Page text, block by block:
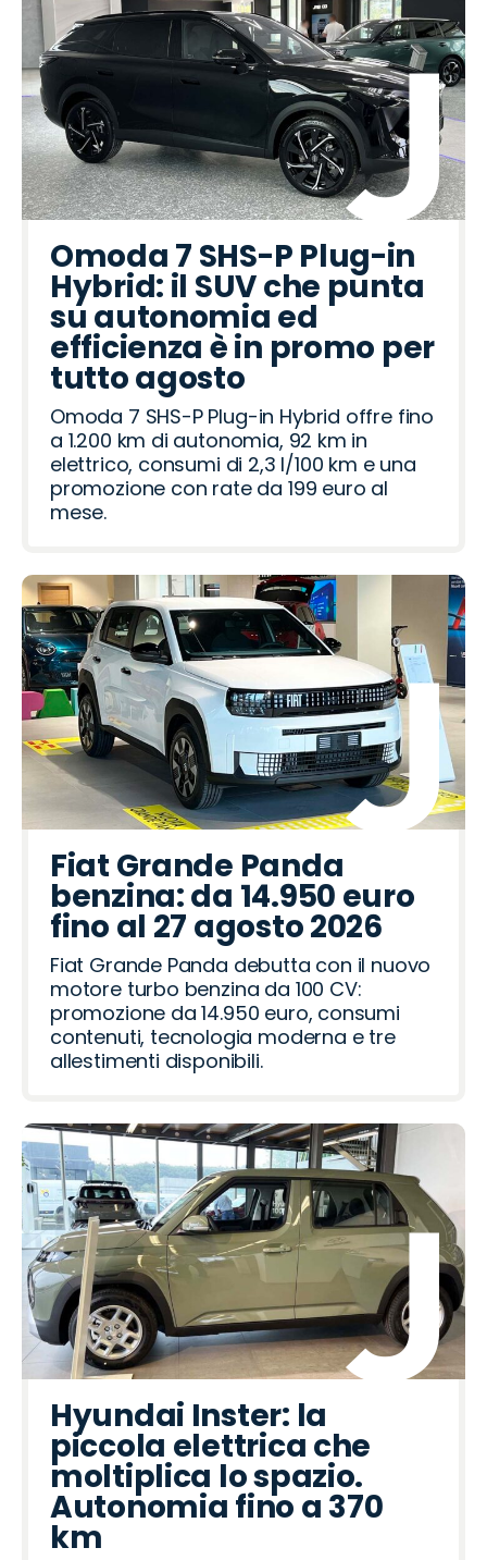
Omoda 7 SHS-P Plug-in
Hybrid: il SUV che punta
su autonomia ed
efficienza è in promo per
tutto agosto
Omoda 7 SHS-P Plug-in Hybrid offre fino
a 1.200 km di autonomia, 92 km in
elettrico, consumi di 2,3 l/100 km e una
promozione con rate da 199 euro al
mese.
Fiat Grande Panda
benzina: da 14.950 euro
fino al 27 agosto 2026
Fiat Grande Panda debutta con il nuovo
motore turbo benzina da 100 CV:
promozione da 14.950 euro, consumi
contenuti, tecnologia moderna e tre
allestimenti disponibili.
Hyundai Inster: la
piccola elettrica che
moltiplica lo spazio.
Autonomia fino a 370
km